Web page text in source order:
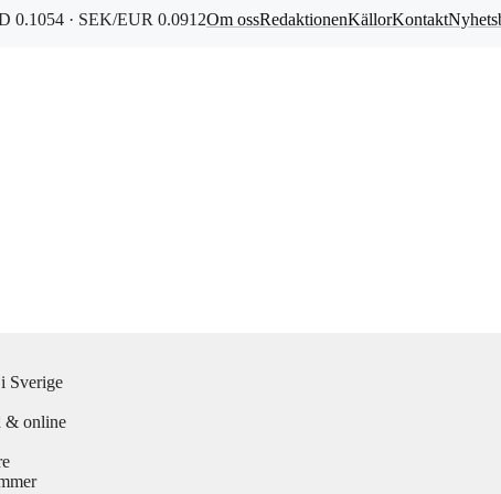
0.1054 · SEK/EUR 0.0912Om ossRedaktionenKällorKontakt
Sverige
& online